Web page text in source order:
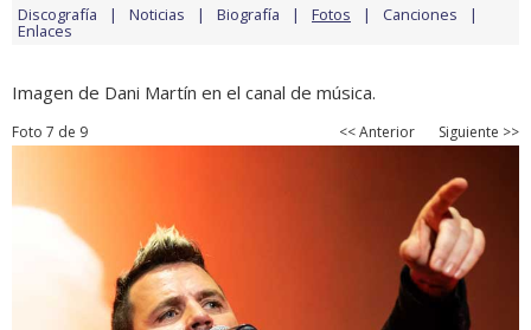
Discografía Noticias Biografía Fotos Canciones
Enlaces
Imagen de Dani Martín en el canal de música.
Foto 7 de 9 << Anterior Siguiente >>